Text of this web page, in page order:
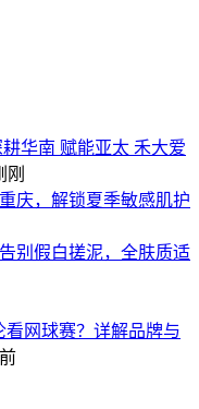
耕华南 赋能亚太 禾大爱
刚
庆，解锁夏季敏感肌护
别假白搓泥，全肤质适
看网球赛？详解品牌与